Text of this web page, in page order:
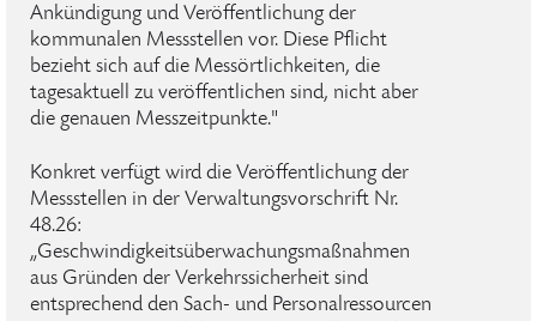
Ankündigung und Veröffentlichung der
kommunalen Messstellen vor. Diese Pflicht
bezieht sich auf die Messörtlichkeiten, die
tagesaktuell zu veröffentlichen sind, nicht aber
die genauen Messzeitpunkte."
Konkret verfügt wird die Veröffentlichung der
Messstellen in der Verwaltungsvorschrift Nr.
48.26:
„Geschwindigkeitsüberwachungsmaßnahmen
aus Gründen der Verkehrssicherheit sind
entsprechend den Sach- und Personalressourcen